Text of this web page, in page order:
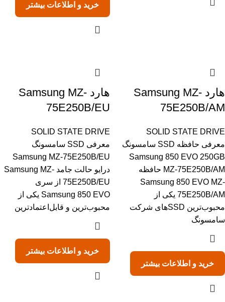
خرید و اطلاعات بیشتر
هارد Samsung MZ-
75E250B/AM
SOLID STATE DRIVE
معرفی حافظه SSD سامسونگ
Samsung 850 EVO 250GB
MZ-75E250B/AM حافظه
Samsung 850 EVO MZ-
75E250B/AM یکی از
محبوب‌ترین SSDهای شرکت
سامسونگ
خرید و اطلاعات بیشتر
هارد Samsung MZ-
75E250B/EU
SOLID STATE DRIVE
معرفی SSD سامسونگ
Samsung MZ-75E250B/EU
درایو حالت جامد Samsung MZ-
75E250B/EU از سری
Samsung 850 EVO یکی از
محبوب‌ترین و قابل‌اعتمادترین
خرید و اطلاعات بیشتر